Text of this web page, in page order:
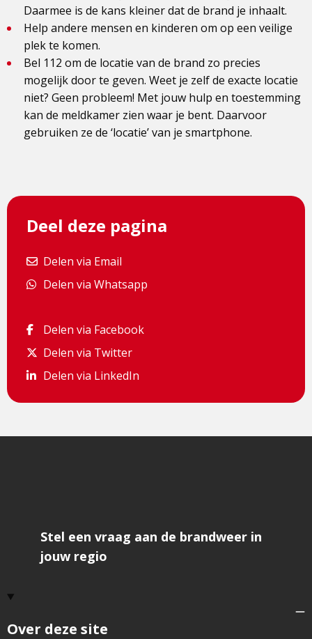
Daarmee is de kans kleiner dat de brand je inhaalt.
Help andere mensen en kinderen om op een veilige
plek te komen.
Bel 112 om de locatie van de brand zo precies
mogelijk door te geven. Weet je zelf de exacte locatie
niet? Geen probleem! Met jouw hulp en toestemming
kan de meldkamer zien waar je bent. Daarvoor
gebruiken ze de ‘locatie’ van je smartphone.
Deel deze pagina
Delen via Email
Delen via Email
Delen via Whatsapp
Delen via Whatsapp
Delen via Facebook
Delen via Facebook
Delen via Twitter
Delen via Twitter
Delen via LinkedIn
Delen via LinkedIn
Over deze site
Stel een vraag aan de brandweer in
jouw regio